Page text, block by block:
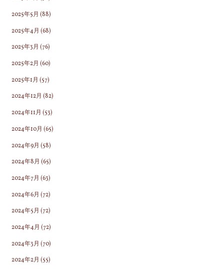
2025年5月 (88)
2025年4月 (68)
2025年3月 (76)
2025年2月 (60)
2025年1月 (57)
2024年12月 (82)
2024年11月 (53)
2024年10月 (65)
2024年9月 (58)
2024年8月 (65)
2024年7月 (63)
2024年6月 (72)
2024年5月 (72)
2024年4月 (72)
2024年3月 (70)
2024年2月 (55)